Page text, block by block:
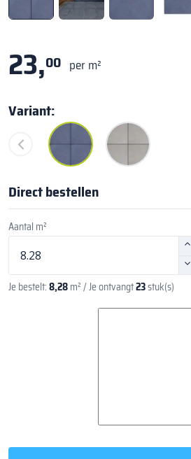
23,00 per m²
Variant:
Direct bestellen
Aantal m²
Je bestelt:8,28m²/ Je ontvangt23stuk(s)